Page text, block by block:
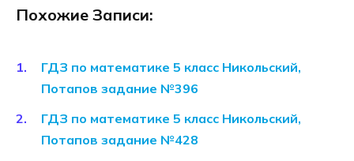
Похожие Записи:
ГДЗ по математике 5 класс Никольский,
Потапов задание №396
ГДЗ по математике 5 класс Никольский,
Потапов задание №428